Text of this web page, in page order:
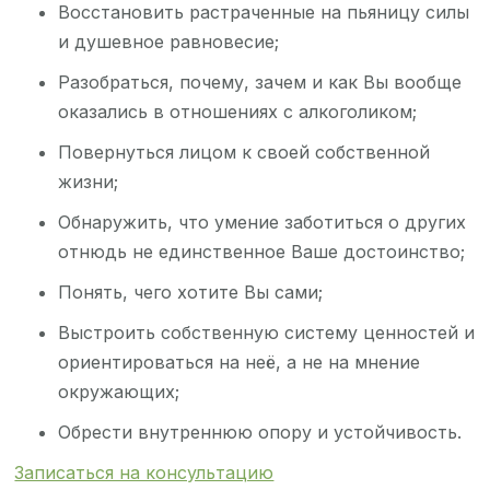
Восстановить растраченные на пьяницу силы
и душевное равновесие;
Разобраться, почему, зачем и как Вы вообще
оказались в отношениях с алкоголиком;
Повернуться лицом к своей собственной
жизни;
Обнаружить, что умение заботиться о других
отнюдь не единственное Ваше достоинство;
Понять, чего хотите Вы сами;
Выстроить собственную систему ценностей и
ориентироваться на неё, а не на мнение
окружающих;
Обрести внутреннюю опору и устойчивость.
Записаться на консультацию